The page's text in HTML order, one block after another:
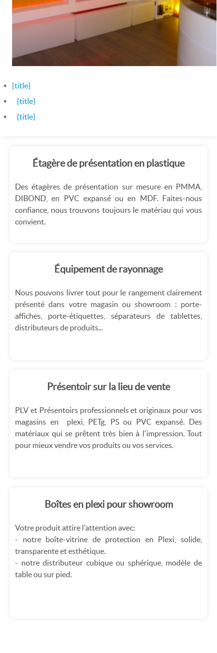
{title}
{title}
{title}
Étagère de présentation en plastique
Des étagères de présentation sur mesure en PMMA,
DIBOND, en PVC expansé ou en MDF. Faites-nous
confiance, nous trouvons toujours le matériau qui vous
convient.
Équipement de rayonnage
Nous pouvons livrer tout pour le rangement clairement
présenté dans votre magasin ou showroom : porte-
affiches, porte-étiquettes, séparateurs de tablettes,
distributeurs de produits...
Présentoir sur la lieu de vente
PLV et Présentoirs professionnels et originaux pour vos
magasins en plexi, PETg, PS ou PVC expansé. Des
matériaux qui se prêtent très bien à l'impression. Tout
pour mieux vendre vos produits ou vos services.
Boîtes en plexi pour showroom
Votre produit attire l'attention avec:
- notre boîte-vitrine de protection en Plexi, solide,
transparente et esthétique.
- notre distributeur cubique ou sphérique, modèle de
table ou sur pied.